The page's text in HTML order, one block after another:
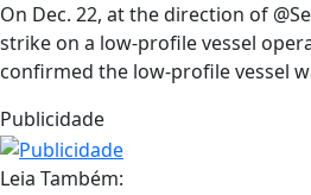
On Dec. 22, at the direction of
strike on a low-profile vessel
confirmed the low-profile vessel
Publicidade
Leia Também: